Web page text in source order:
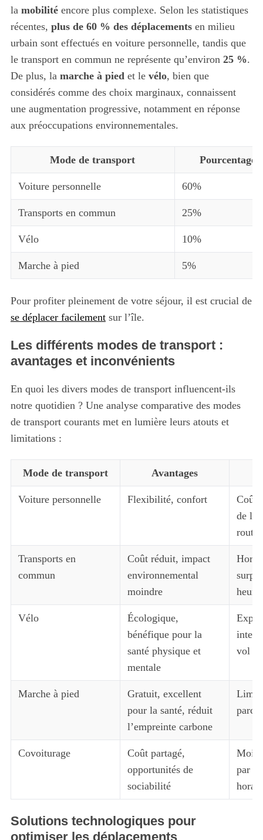
la mobilitéencore plus complexe. Selon les statistiques
récentes, plus de 60 % des déplacementsen milieu
urbain sont effectués en voiture personnelle, tandis que
le transport en commun ne représente qu’environ 25 %.
De plus, la marche à pied et le vélo, bien que
considérés comme des choix marginaux, connaissent
une augmentation progressive, notamment en réponse
aux préoccupations environnementales.
Mode de transport Pourcentage
Voiture personnelle 60%
Transports en commun 25%
Vélo 10%
Marche à pied 5%
Pour profiter pleinement de votre séjour, il est crucial de
se déplacer facilementsur l’île.
Les différents modes de transport :
avantages et inconvénients
En quoi les divers modes de transport influencent-ils
notre quotidien ? Une analyse comparative des modes
de transport courants met en lumière leurs atouts et
limitations :
Mode de transport Avantages
Voiture personnelle Flexibilité, confort
Coût
de
Transports en
commun
Coût réduit, impact
environnemental
moindre
Vélo
Écologique,
bénéfique pour la
santé physique et
mentale
vol
Marche à pied
Gratuit, excellent
pour la santé, réduit
l’empreinte carbone
Covoiturage
Coût partagé,
opportunités de
sociabilité
par
Solutions technologiques pour
optimiser les déplacements